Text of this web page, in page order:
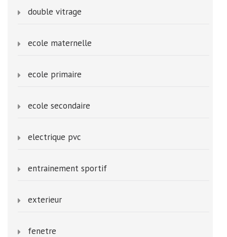
double vitrage
ecole maternelle
ecole primaire
ecole secondaire
electrique pvc
entrainement sportif
exterieur
fenetre